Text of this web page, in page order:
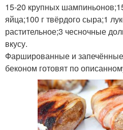
15-20 крупных
яйца;100 г твёрдого сыра;1
растительное;3 чесночные
вкусу.
Фаршированные и
беконом готовят по